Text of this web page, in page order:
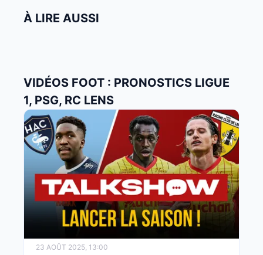
À LIRE AUSSI
VIDÉOS FOOT : PRONOSTICS LIGUE
1, PSG, RC LENS
23 AOÛT 2025, 13:00